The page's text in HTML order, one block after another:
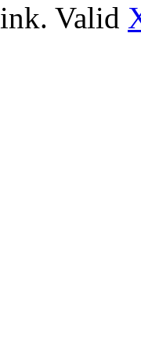
Valid